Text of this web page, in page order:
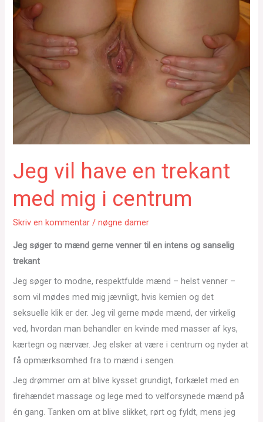
Jeg vil have en trekant
med mig i centrum
Skriv en kommentar /nøgne damer
Jeg søger to mænd gerne venner til en intens og sanselig
trekant
Jeg søger to modne, respektfulde mænd – helst venner –
som vil mødes med mig jævnligt, hvis kemien og det
seksuelle klik er der. Jeg vil gerne møde mænd, der virkelig
ved, hvordan man behandler en kvinde med masser af kys,
kærtegn og nærvær. Jeg elsker at være i centrum og nyder at
få opmærksomhed fra to mænd i sengen.
Jeg drømmer om at blive kysset grundigt, forkælet med en
firehændet massage og lege med to velforsynede mænd på
én gang. Tanken om at blive slikket, rørt og fyldt, mens jeg